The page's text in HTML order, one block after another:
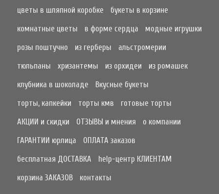
цветы в шляпной коробке
букеты в корзине
комнатные цветы
в форме сердца
модные игрушки
розы поштучно
из герберы
альстромерии
тюльпаны
хризантемы из орхидеи
из ромашек
клубника в шоколаде
Вкусные букеты
торты, капкейки
торты кмв
готовые торты
АКЦИИ и скидки
ОТЗЫВЫ и мнения
о компании
ГАРАНТИИ юрлица
ОПЛАТА заказов
бесплатная ДОСТАВКА
help-центр КЛИЕНТАМ
корзина ЗАКАЗОВ
контакты